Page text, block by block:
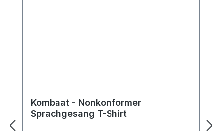
Kombaat - Nonkonformer
Sprachgesang T-Shirt